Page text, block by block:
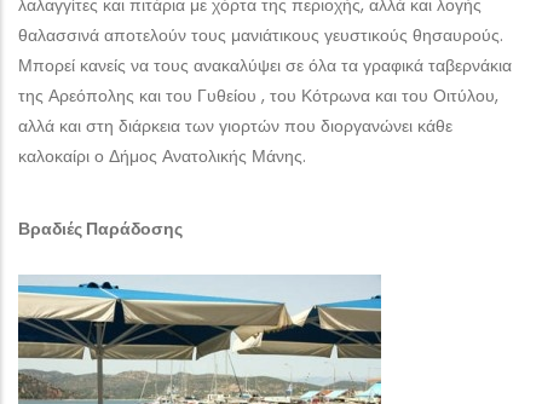
λαλαγγίτες και πιτάρια με χόρτα της περιοχής, αλλά και λογής
θαλασσινά αποτελούν τους μανιάτικους γευστικούς θησαυρούς.
Μπορεί κανείς να τους ανακαλύψει σε όλα τα γραφικά ταβερνάκια
της Αρεόπολης και του Γυθείου , του Κότρωνα και του Οιτύλου,
αλλά και στη διάρκεια των γιορτών που διοργανώνει κάθε
καλοκαίρι ο Δήμος Ανατολικής Μάνης.
Βραδιές Παράδοσης